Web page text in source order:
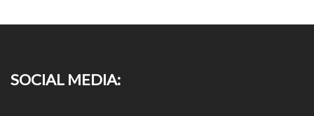
SOCIAL MEDIA: